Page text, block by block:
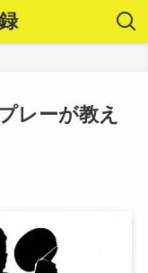
レーが教え